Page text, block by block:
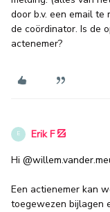
door b.v. een email
de coördinator. Is de
actenemer?
E Erik F
Hi
Een actienemer kan
toegewezen bijlagen